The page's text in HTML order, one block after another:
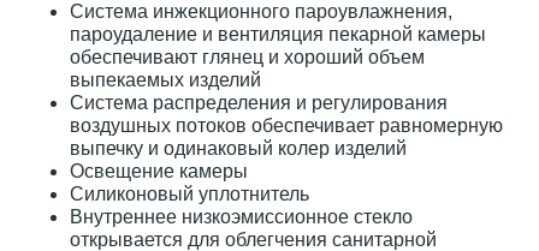
Система инжекционного пароувлажнения,
пароудаление и вентиляция пекарной камеры
обеспечивают глянец и хороший объем
выпекаемых изделий
Система распределения и регулирования
воздушных потоков обеспечивает равномерную
выпечку и одинаковый колер изделий
Освещение камеры
Силиконовый уплотнитель
Внутреннее низкоэмиссионное стекло
открывается для облегчения санитарной